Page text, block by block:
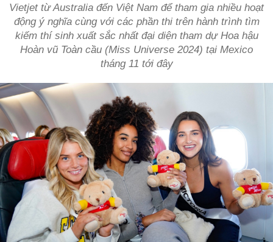
Vietjet từ Australia đến Việt Nam để tham gia nhiều hoạt
động ý nghĩa cùng với các phần thi trên hành trình tìm
kiếm thí sinh xuất sắc nhất đại diện tham dự Hoa hậu
Hoàn vũ Toàn cầu (Miss Universe 2024) tại Mexico
tháng 11 tới đây